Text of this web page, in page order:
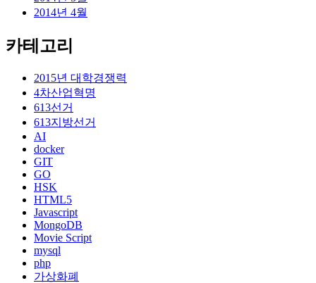
2014년 4월
카테고리
2015년 대학경쟁력
4차산업혁명
613선거
613지방선거
AI
docker
GIT
GO
HSK
HTML5
Javascript
MongoDB
Movie Script
mysql
php
가상화폐